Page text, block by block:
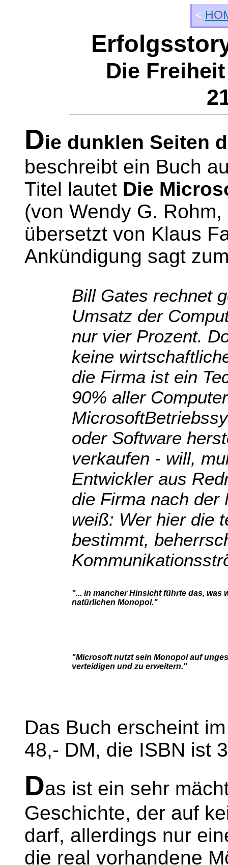
<
Die
Die dunklen Seiten
beschreibt ein Buch
Titel lautet Die
(von Wendy G.
übersetzt von Klaus
Ankündigung sagt
Bill Gates rechnet
Umsatz der
nur vier Prozent.
keine
die Firma ist ein
90% aller
oder Software
verkaufen - will,
Entwickler aus
die Firma nach der
weiß: Wer hier die
bestimmt,
"... in mancher Hinsicht führte das, was
natürlichen Monopol."
"Microsoft nutzt sein Monopol auf
verteidigen und zu erweitern."
Das Buch erscheint
48,- DM, die ISBN ist
Das ist ein sehr
Geschichte, der auf
darf, allerdings nur
die real vorhandene